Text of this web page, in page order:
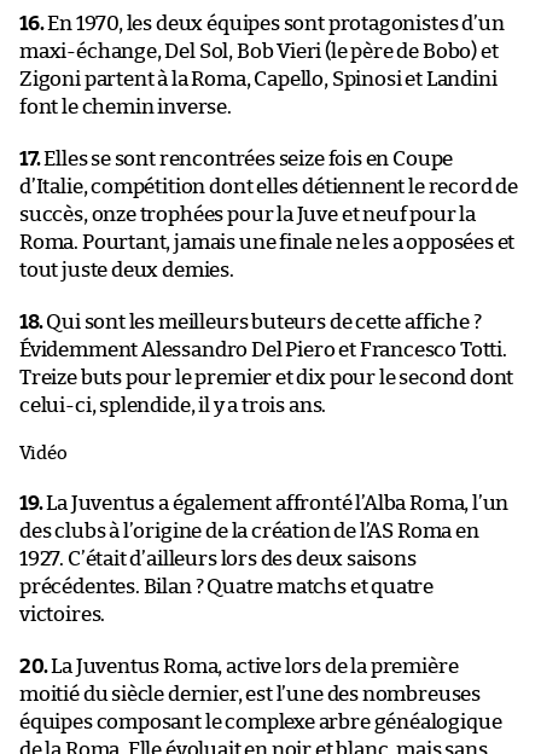
16.En 1970, les deux équipes sont protagonistes d’un
maxi-échange, Del Sol, Bob Vieri (le père de Bobo) et
Zigoni partent à la Roma, Capello, Spinosi et Landini
font le chemin inverse.
17.Elles se sont rencontrées seize fois en Coupe
d’Italie, compétition dont elles détiennent le record de
succès, onze trophées pour la Juve et neuf pour la
Roma. Pourtant, jamais une finale ne les a opposées et
tout juste deux demies.
18.Qui sont les meilleurs buteurs de cette affiche ?
Évidemment Alessandro Del Piero et Francesco Totti.
Treize buts pour le premier et dix pour le second dont
celui-ci, splendide, il y a trois ans.
Vidéo
19.La Juventus a également affronté l’Alba Roma, l’un
des clubs à l’origine de la création de l’AS Roma en
1927. C’était d’ailleurs lors des deux saisons
précédentes. Bilan ? Quatre matchs et quatre
victoires.
20.La Juventus Roma, active lors de la première
moitié du siècle dernier, est l’une des nombreuses
équipes composant le complexe arbre généalogique
de la Roma. Elle évoluait en noir et blanc, mais sans